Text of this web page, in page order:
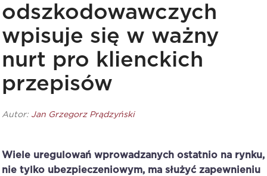
odszkodowawczych
wpisuje się w ważny
nurt pro klienckich
przepisów
Autor: Jan Grzegorz Prądzyński
Wiele uregulowań wprowadzanych ostatnio na rynku,
nie tylko ubezpieczeniowym, ma służyć zapewnieniu